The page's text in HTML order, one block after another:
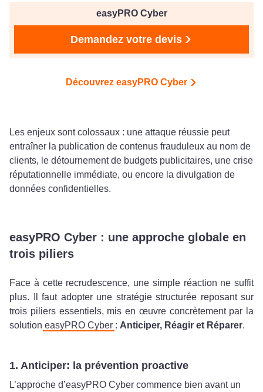
easyPRO Cyber
Demandez votre devis
Découvrez easyPRO Cyber
Les enjeux sont colossaux : une attaque réussie peut
entraîner la publication de contenus frauduleux au nom de
clients, le détournement de budgets publicitaires, une crise
réputationnelle immédiate, ou encore la divulgation de
données confidentielles.
easyPRO Cyber : une approche globale en
trois piliers
Face à cette recrudescence, une simple réaction ne suffit
plus. Il faut adopter une stratégie structurée reposant sur
trois piliers essentiels, mis en œuvre concrètement par la
solution easyPRO Cyber : Anticiper, Réagir et Réparer.
1. Anticiper: la prévention proactive
L’approche d’easyPRO Cyber commence bien avant un